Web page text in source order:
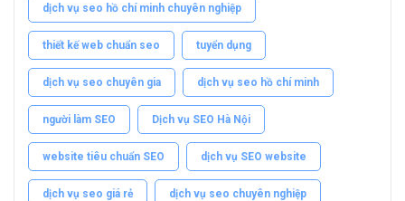
dịch vụ seo hồ chí minh chuyên nghiệp
thiết kế web chuẩn seo tuyển dụng
dịch vụ seo chuyên gia dịch vụ seo hồ chí minh
người làm SEO Dịch vụ SEO Hà Nội
website tiêu chuẩn SEO dịch vụ SEO website
dịch vụ seo giá rẻ dịch vụ seo chuyên nghiệp